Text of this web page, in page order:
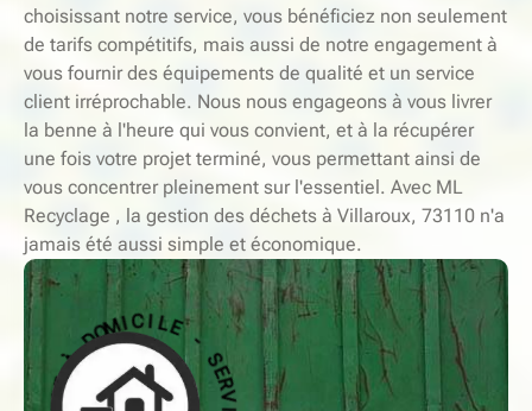
choisissant notre service, vous bénéficiez non seulement
de tarifs compétitifs, mais aussi de notre engagement à
vous fournir des équipements de qualité et un service
client irréprochable. Nous nous engageons à vous livrer
la benne à l'heure qui vous convient, et à la récupérer
une fois votre projet terminé, vous permettant ainsi de
vous concentrer pleinement sur l'essentiel. Avec ML
Recyclage , la gestion des déchets à Villaroux, 73110 n'a
jamais été aussi simple et économique.
D
O
M
ICILE - SE R
V I
C
E
À